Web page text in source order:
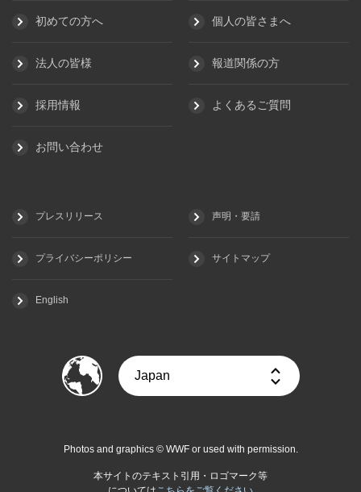
初めての方へ 個人の皆さまへ
法人の皆様 報道関係の方
採用情報 よくあるご質問
お問い合わせ
プレスリリース 声明・要請
プライバシーポリシー サイトマップ
English
Photos and graphics © WWF or used with permission.
本サイトのテキスト引用・ロゴマーク等